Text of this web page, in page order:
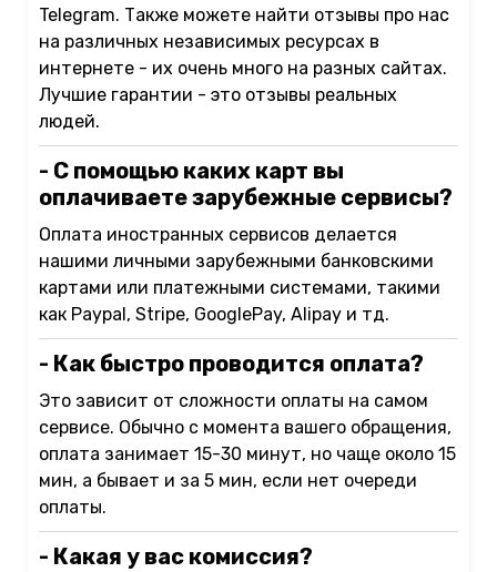
Telegram. Также можете найти отзывы про нас
на различных независимых ресурсах в
интернете - их очень много на разных сайтах.
Лучшие гарантии - это отзывы реальных
людей.
- С помощью каких карт вы
оплачиваете зарубежные сервисы?
Оплата иностранных сервисов делается
нашими личными зарубежными банковскими
картами или платежными системами, такими
как Paypal, Stripe, GooglePay, Alipay и тд.
- Как быстро проводится оплата?
Это зависит от сложности оплаты на самом
сервисе. Обычно с момента вашего обращения,
оплата занимает 15-30 минут, но чаще около 15
мин, а бывает и за 5 мин, если нет очереди
оплаты.
- Какая у вас комиссия?